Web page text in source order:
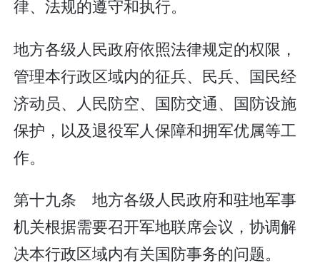
律、法规的遵守和执行。
地方各级人民政府依照法律规定的权限，
管理本行政区域内的征兵、民兵、国民经
济动员、人民防空、国防交通、国防设施
保护，以及退役军人保障和拥军优属等工
作。
第十九条 地方各级人民政府和驻地军事
机关根据需要召开军地联席会议，协调解
决本行政区域内有关国防事务的问题。